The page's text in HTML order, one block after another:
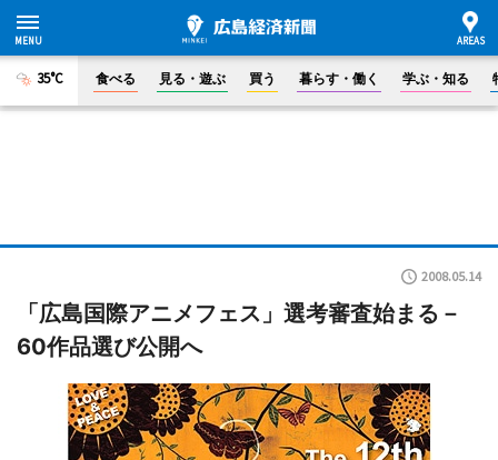
35°C 食べる 見る・遊ぶ 買う 暮らす・働く 学ぶ・知る
2008.05.14
「広島国際アニメフェス」選考審査始まる－
60作品選び公開へ